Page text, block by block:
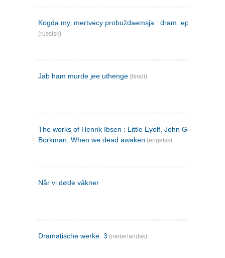
Kogda my, mertvecy probuždaemsja : dram. epilog v 3 d
(russisk)
Jab ham murde jee uthenge (hindi)
The works of Henrik Ibsen : Little Eyolf, John Gabriel
Borkman, When we dead awaken (engelsk)
Når vi døde våkner
Dramatische werke. 3 (nederlandsk)